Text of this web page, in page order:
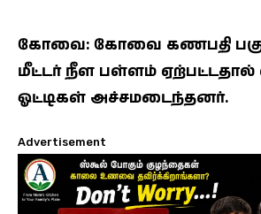
கோவை: கோவை கணபதி
மீட்டர் நீள பள்ளம்
ஓட்டிகள் அச்சமடைந்தனர்.
Advertisement